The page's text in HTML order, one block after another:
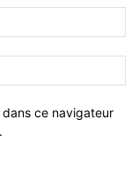
ce navigateur